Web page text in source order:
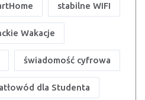
stabilne WIFI
Wakacje
świadomość cyfrowa
dla Studenta